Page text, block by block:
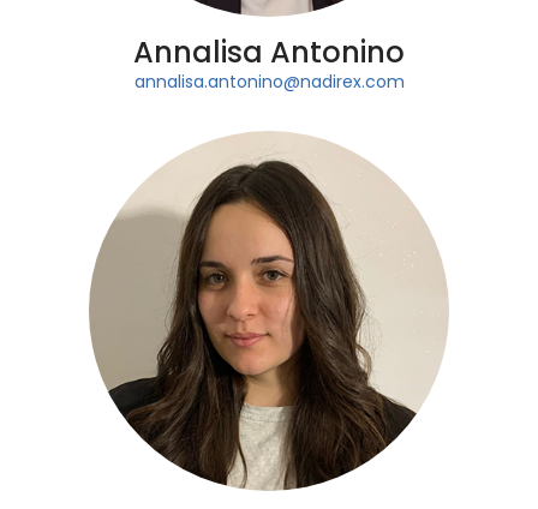
Annalisa Antonino
annalisa.antonino@nadirex.com